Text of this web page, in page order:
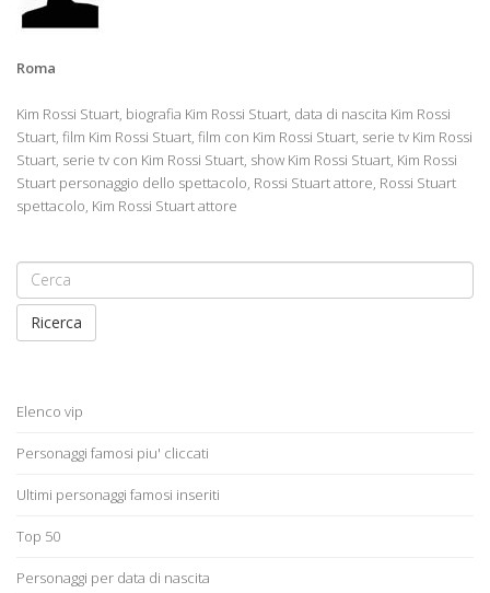
Roma
Kim Rossi Stuart, biografia Kim Rossi Stuart, data di nascita Kim Rossi
Stuart, film Kim Rossi Stuart, film con Kim Rossi Stuart, serie tv Kim Rossi
Stuart, serie tv con Kim Rossi Stuart, show Kim Rossi Stuart, Kim Rossi
Stuart personaggio dello spettacolo, Rossi Stuart attore, Rossi Stuart
spettacolo, Kim Rossi Stuart attore
Ricerca
Elenco vip
Personaggi famosi piu' cliccati
Ultimi personaggi famosi inseriti
Top 50
Personaggi per data di nascita